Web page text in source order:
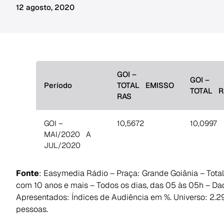
12 agosto, 2020
Período
GOI –
TOTAL EMISSO
RAS
GOI –
TOTAL
GOI –
MAI/2020 A
JUL/2020
10,5672 10,0997
Fonte: Easymedia Rádio – Praça: Grande Goiânia –
com 10 anos e mais – Todos os dias, das 05 às 05h –
Apresentados: Índices de Audiência em %. Universo:
pessoas.